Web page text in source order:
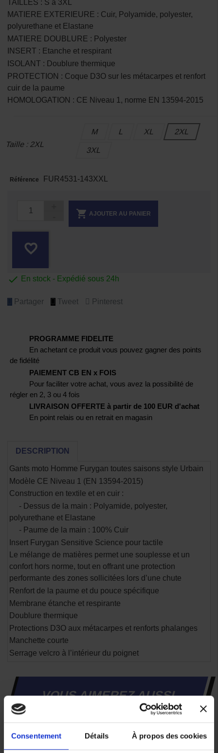
Consentement Détails À propos des cookies
TAILLES : S à 3XL
MATIERE EXTERIEURE : Cuir, Polyamide, polyester,
polyurethane et Elastane
MATIERE DOUBLURE : Polyester
INSERT : Etanche et respirant
ISOLANT : Doublure thermique
PROTECTION : Coque D3O sur les métacarpes et renfort
cuir de la paume
HOMOLOGATION : CE Niveau 1, norme EN 13594-2015
Taille : 2XL
M L XL 2XL
3XL
Référence FUR4531-143XXL
 AJOUTER AU PANIER
favorite_border
 En stock - Expédié sous 24h
Partager Tweet Pinterest
PROGRAMME FIDELITE
En achetant ce produit vous pouvez gagner des points
de fidélité
PAIEMENT CB EN x FOIS
Pour faciliter votre achat, vous avez la possibilité de
régler en 2, 3 ou 4 fois
LIVRAISON OFFERTE à partir de 100 EUR d'achat
En point relais ou en retrait en magasin
DESCRIPTION
Gants moto Homme Furygan toutes saisons style Urbain
Modèle CE Niveau 1 (EN 13594-2015)
Construction en textile et en cuir :
- Dessus de la main : Polyamide, polyester,
polyurethane et Elastane
- Paume de la main : 100% Cuir
Insert Furygan Sensitive Science pour tactile
Le mélange de matières permet une souplesse et un
confort hors norme, tout en offrant une protection
performante des zones sollicitées lors d’une chute
Renfort de la paume et du pouce spécifique
Membrane étanche et respirante
Doublure thermique
Protections D3O aux métacarpes et renforts phalanges
Manchette courte
Serrage velcro à l’intérieur du poignet
VOUS AIMEREZ AUSSI
-28%